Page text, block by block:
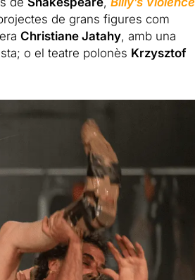
de grans figures com
Christiane Jatahy, amb una
o el teatre polonès Krzysztof